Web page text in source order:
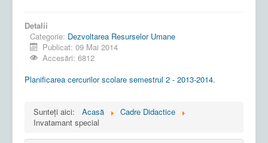
Detalii
Categorie: Dezvoltarea Resurselor Umane
Publicat: 09 Mai 2014
Accesări: 6812
Planificarea cercurilor scolare semestrul 2 - 2013-2014.
Sunteți aici: Acasă
Cadre Didactice
Invatamant special